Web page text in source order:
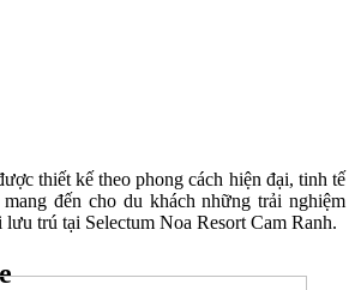
thiết kế theo phong cách hiện đại, tinh tế
đến cho du khách những trải nghiệm
lưu trú tại Selectum Noa Resort Cam Ranh.